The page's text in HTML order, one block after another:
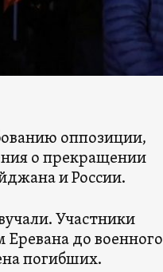
оппозиции,
о прекращении
и России.
Участники
до военного
погибших.